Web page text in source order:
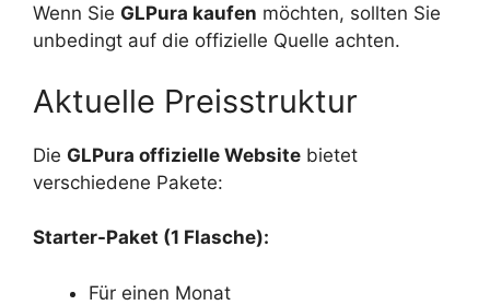
Wenn Sie GLPura kaufen möchten, sollten Sie
unbedingt auf die offizielle Quelle achten.
Aktuelle Preisstruktur
Die GLPura offizielle Website bietet
verschiedene Pakete:
Starter-Paket (1 Flasche):
Für einen Monat